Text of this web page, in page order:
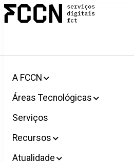
Salta
para
A FCCN
Áreas Tecnológicas
Serviços
Recursos
Atualidade